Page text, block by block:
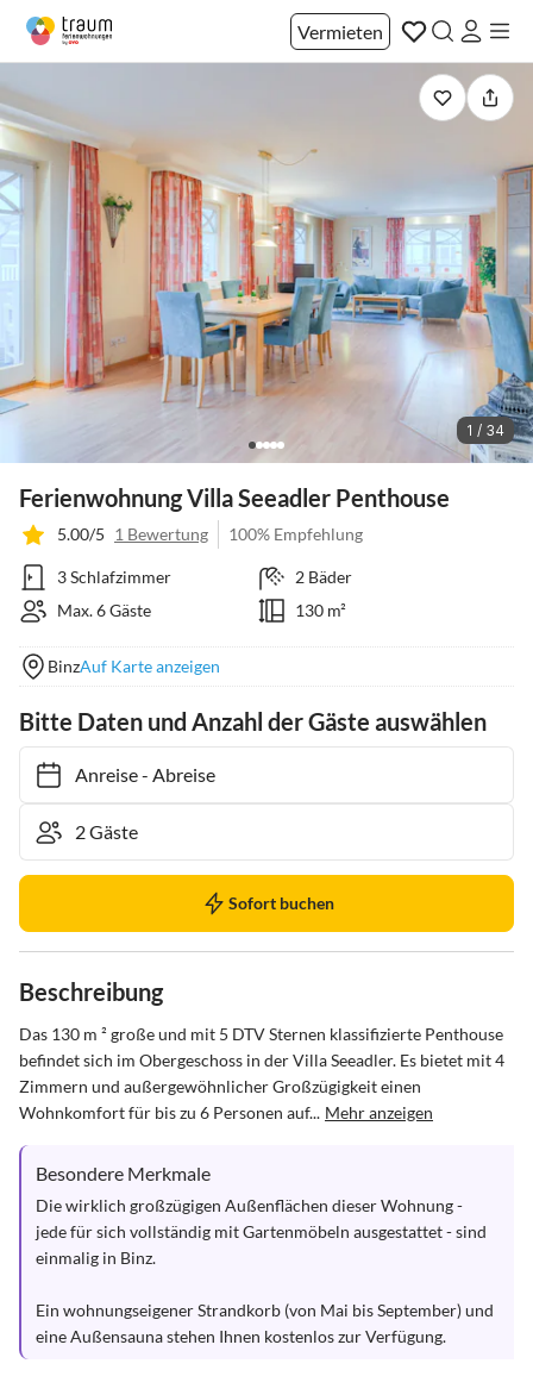
Vermieten
1 / 34
Ferienwohnung Villa Seeadler Penthouse
5.00/5 1 Bewertung 100% Empfehlung
3 Schlafzimmer
2 Bäder
Max. 6 Gäste
130 m²
BinzAuf Karte anzeigen
Bitte Daten und Anzahl der Gäste auswählen
Anreise- Abreise
Sofort buchen
Beschreibung
Das 130 m ² große und mit 5 DTV Sternen klassifizierte Penthouse
befindet sich im Obergeschoss in der Villa Seeadler. Es bietet mit 4
Zimmern und außergewöhnlicher Großzügigkeit einen
Wohnkomfort für bis zu 6 Personen auf... Mehr anzeigen
Besondere Merkmale
Die wirklich großzügigen Außenflächen dieser Wohnung -
jede für sich vollständig mit Gartenmöbeln ausgestattet - sind
einmalig in Binz.
Ein wohnungseigener Strandkorb (von Mai bis September) und
eine Außensauna stehen Ihnen kostenlos zur Verfügung.